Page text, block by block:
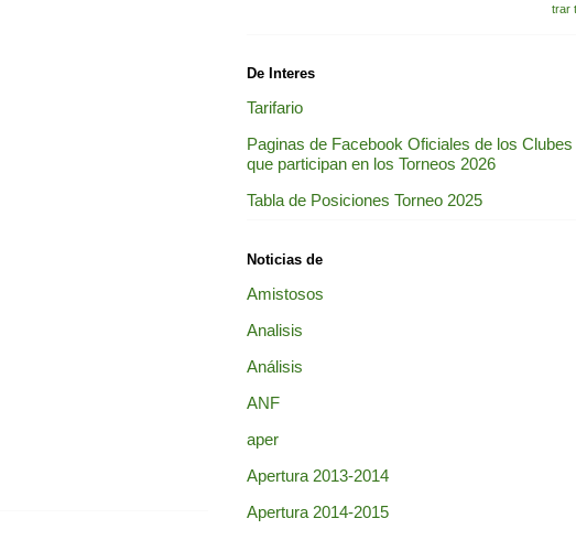
trar
De Interes
Tarifario
Paginas de Facebook Oficiales de los Clubes
que participan en los Torneos 2026
Tabla de Posiciones Torneo 2025
Noticias de
Amistosos
Analisis
Análisis
ANF
aper
Apertura 2013-2014
Apertura 2014-2015